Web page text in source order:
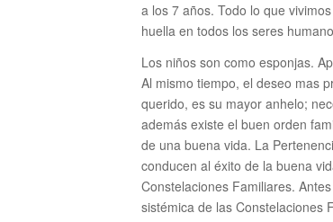
a los 7 años. Todo lo que
huella en todos los seres
Los niños son como esponjas.
Al mismo tiempo, el deseo mas
querido, es su mayor anhelo;
además existe el buen orden
de una buena vida. La
conducen al éxito de la buena
Constelaciones Familiares.
sistémica de las Constelaciones